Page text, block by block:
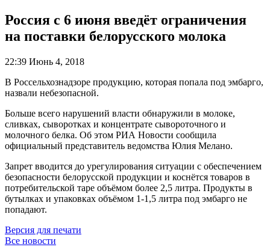
Россия с 6 июня введёт ограничения
на поставки белорусского молока
22:39 Июнь 4, 2018
В Россельхознадзоре продукцию, которая попала под эмбарго,
назвали небезопасной.
Больше всего нарушений власти обнаружили в молоке,
сливках, сыворотках и концентрате сывороточного и
молочного белка. Об этом РИА Новости сообщила
официальный представитель ведомства Юлия Мелано.
Запрет вводится до урегулирования ситуации с обеспечением
безопасности белорусской продукции и коснётся товаров в
потребительской таре объёмом более 2,5 литра. Продукты в
бутылках и упаковках объёмом 1-1,5 литра под эмбарго не
попадают.
Версия для печати
Все новости